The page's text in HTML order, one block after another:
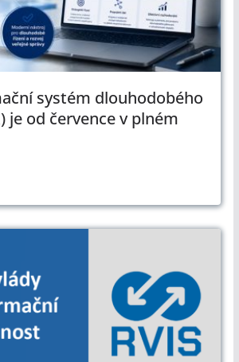
systém dlouhodobého
je od července v plném